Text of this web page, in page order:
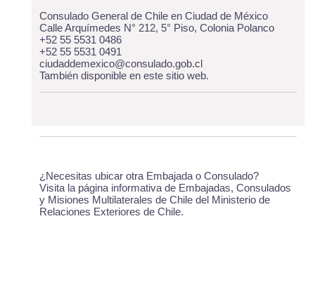
Consulado General de Chile en Ciudad de México
Calle Arquímedes N° 212, 5° Piso, Colonia Polanco
+52 55 5531 0486
+52 55 5531 0491
ciudaddemexico@consulado.gob.cl
También disponibleen este sitio web.
¿Necesitas ubicar otra Embajada o Consulado?
Visita la página informativa de Embajadas, Consulados
y Misiones Multilaterales de Chile del Ministerio de
Relaciones Exteriores de Chile.